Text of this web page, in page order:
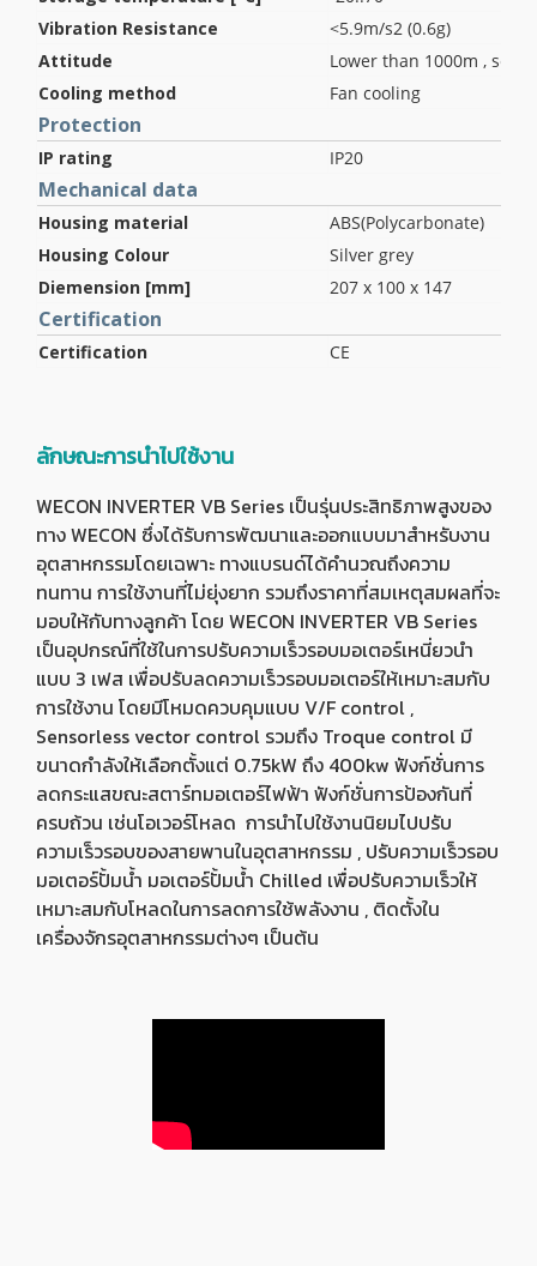
Vibration Resistance
<5.9m/s2 (0.6g)
Attitude
Lower than 1000m ,
Cooling method
Fan cooling
Protection
IP rating IP20
Mechanical data
Housing material
ABS(Polycarbonate)
Housing Colour
Silver grey
Diemension [mm]
207 x 100 x 147
Certification
Certification CE
ลักษณะการนำไปใช้งาน
WECON INVERTER VB Series เป็นรุ่นประสิทธิภาพสูงของ
ทาง WECON ซึ่งได้รับการพัฒนาและออกแบบมาสำหรับงาน
อุตสาหกรรมโดยเฉพาะ ทางแบรนด์ได้คำนวณถึงความ
ทนทาน การใช้งานที่ไม่ยุ่งยาก รวมถึงราคาที่สมเหตุสมผลที่จะ
มอบให้กับทางลูกค้า โดย WECON INVERTER VB Series
เป็นอุปกรณ์ที่ใช้ในการปรับความเร็วรอบมอเตอร์เหนี่ยวนำ
แบบ 3 เฟส เพื่อปรับลดความเร็วรอบมอเตอร์ให้เหมาะสมกับ
การใช้งาน โดยมีโหมดควบคุมแบบ V/F control ,
Sensorless vector control รวมถึง Troque control มี
ขนาดกำลังให้เลือกตั้งแต่ 0.75kW ถึง 400kw ฟังก์ชั่นการ
ลดกระแสขณะสตาร์ทมอเตอร์ไฟฟ้า ฟังก์ชั่นการป้องกันที่
ครบถ้วน เช่นโอเวอร์โหลด การนำไปใช้งานนิยมไปปรับ
ความเร็วรอบของสายพานในอุตสาหกรรม , ปรับความเร็วรอบ
มอเตอร์ปั้มน้ำ มอเตอร์ปั้มน้ำ Chilled เพื่อปรับความเร็วให้
เหมาะสมกับโหลดในการลดการใช้พลังงาน , ติดตั้งใน
เครื่องจักรอุตสาหกรรมต่างๆ เป็นต้น